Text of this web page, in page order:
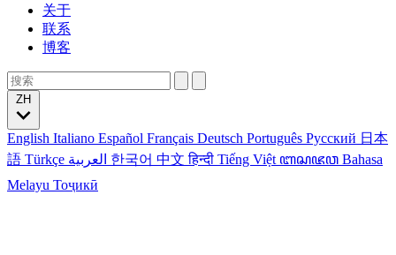
关于
联系
博客
English Italiano Español Français Deutsch Português Русский 日本
語 Türkçe 한국어 中文हिन्दी Tiếng Việt ꦧꦱꦗꦮ Bahasa
Melayu Тоҷикӣ